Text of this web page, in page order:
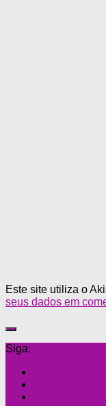
Este site utiliza o
seus dados em
Siga: